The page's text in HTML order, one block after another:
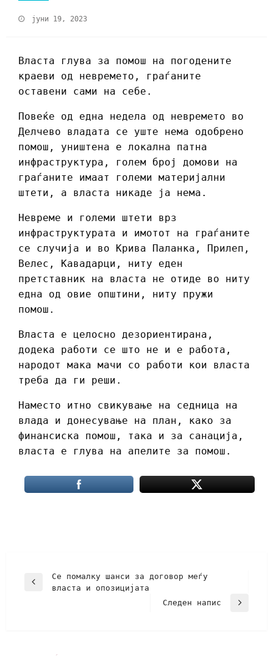
јуни 19, 2023
Власта глува за помош на погодените
краеви од невремето, граѓаните
оставени сами на себе.
Повеќе од една недела од невремето во
Делчево владата се уште нема одобрено
помош, уништена е локална патна
инфраструктура, голем број домови на
граѓаните имаат големи материјални
штети, а власта никаде ја нема.
Невреме и големи штети врз
инфраструктурата и имотот на граѓаните
се случија и во Крива Паланка, Прилеп,
Велес, Кавадарци, ниту еден
претставник на власта не отиде во ниту
една од овие општини, ниту пружи
помош.
Власта е целосно дезориентирана,
додека работи се што не и е работа,
народот мака мачи со работи кои власта
треба да ги реши.
Наместо итно свикување на седница на
влада и донесување на план, како за
финансиска помош, така и за санација,
власта е глува на апелите за помош.
Се помалку шанси за договор меѓу
власта и опозицијата
Следен напис